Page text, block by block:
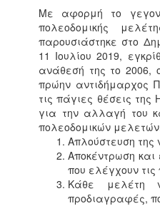
ΑΝΘΕΚΤΙΚΗΜε αφορμή το
πολεοδομικής
παρουσιάστηκε στο
11 Ιουλίου 2019,
ανάθεσή της το 2006,
πρώην αντιδήμαρχος
τις πάγιες θέσεις
για την αλλαγή του
πολεοδομικών
Απλούστευση της
Αποκέντρωση και
που ελέγχουν
Κάθε μελέτη
προδιαγραφές,